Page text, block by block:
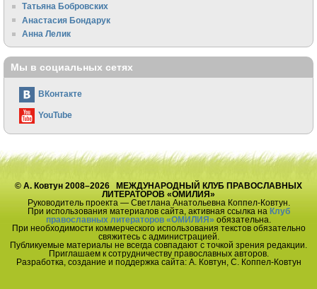
Татьяна Бобровских
Анастасия Бондарук
Анна Лелик
Мы в социальных сетях
ВКонтакте
YouTube
© А. Ковтун 2008–2026 МЕЖДУНАРОДНЫЙ КЛУБ ПРАВОСЛАВНЫХ
ЛИТЕРАТОРОВ «ОМИЛИЯ»
Руководитель проекта — Светлана Анатольевна Коппел-Ковтун.
При использования материалов сайта, активная ссылка на Клуб
православных литераторов «ОМИЛИЯ» обязательна.
При необходимости коммерческого использования текстов обязательно
свяжитесь с администрацией.
Публикуемые материалы не всегда совпадают с точкой зрения редакции.
Приглашаем к сотрудничеству православных авторов.
Разработка, создание и поддержка сайта: А. Ковтун, С. Коппел-Ковтун